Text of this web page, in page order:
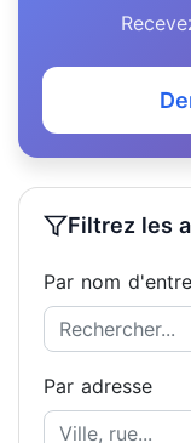
Filtrez les
Par nom
Par adresse